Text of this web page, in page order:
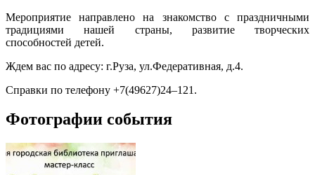
Мероприятие направлено на знакомство с праздничными
традициями нашей страны, развитие творческих
способностей детей.
Ждем вас по адресу: г.Руза, ул.Федеративная, д.4.
Справки по телефону +7(49627)24–121.
Фотографии события